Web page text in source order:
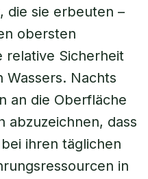
die sie erbeuten –
obersten
relative Sicherheit
Wassers. Nachts
an die Oberfläche
abzuzeichnen, dass
ihren täglichen
in